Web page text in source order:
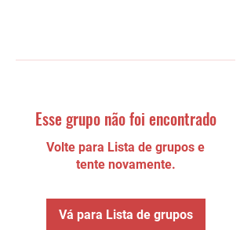
Esse grupo não foi encontrado
Volte para Lista de grupos e
tente novamente.
Vá para Lista de grupos